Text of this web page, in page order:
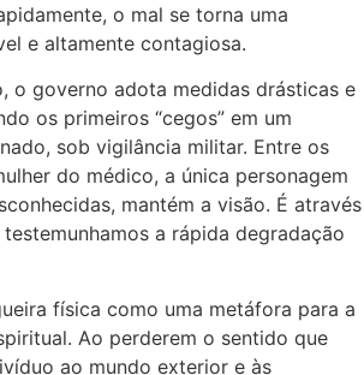
o mal se torna uma
e altamente contagiosa.
o governo adota medidas drásticas e
os primeiros “cegos” em um
sob vigilância militar. Entre os
do médico, a única personagem
mantém a visão. É através
a rápida degradação
física como uma metáfora para a
Ao perderem o sentido que
ao mundo exterior e às